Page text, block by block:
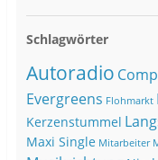
Schlagwörter
Autoradio
Evergreens Flohmarkt
Kerzenstummel
Maxi Single Mitarbeiter